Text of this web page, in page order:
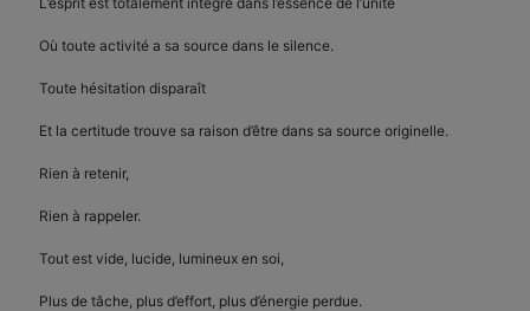
Où toute activité a sa source dans le silence.
Toute hésitation disparaît
Et la certitude trouve sa raison d’être dans sa source originelle.
Rien à retenir,
Rien à rappeler.
Tout est vide, lucide, lumineux en soi,
Plus de tâche, plus d’effort, plus d’énergie perdue.